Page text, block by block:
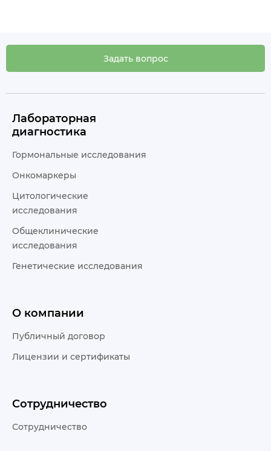
Задать вопрос
Лабораторная
диагностика
Гормональные исследования
Онкомаркеры
Цитологические
исследования
Общеклинические
исследования
Генетические исследования
О компании
Публичный договор
Лицензии и сертификаты
Сотрудничество
Сотрудничество